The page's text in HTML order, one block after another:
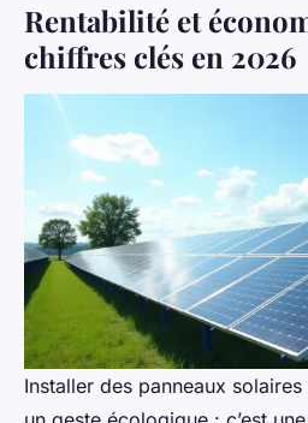
Rentabilité et
chiffres clés en 2026
Installer des panneaux solaires